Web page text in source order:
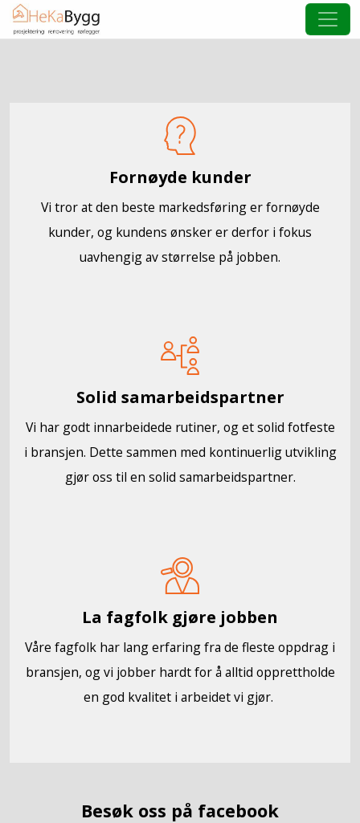
Fornøyde kunder
Vi tror at den beste markedsføring er fornøyde
kunder, og kundens ønsker er derfor i fokus
uavhengig av størrelse på jobben.
Solid samarbeidspartner
Vi har godt innarbeidede rutiner, og et solid fotfeste
i bransjen. Dette sammen med kontinuerlig utvikling
gjør oss til en solid samarbeidspartner.
La fagfolk gjøre jobben
Våre fagfolk har lang erfaring fra de fleste oppdrag i
bransjen, og vi jobber hardt for å alltid opprettholde
en god kvalitet i arbeidet vi gjør.
Besøk oss på facebook